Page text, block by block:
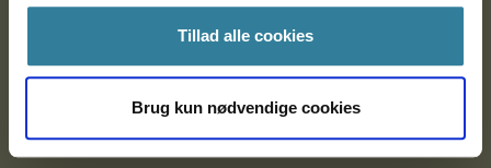
Tillad alle cookies
Brug kun nødvendige cookies
Ankestyrelsen
Nytorv 7, 2. sal
9000 Aalborg